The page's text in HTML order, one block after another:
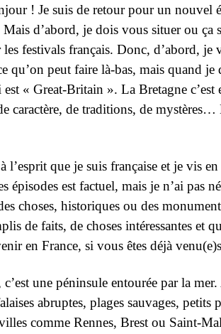
! Je suis de retour pour un nouvel
d’abord, je dois vous situer ou ça
les festivals français. Donc, d’abord,
qu’on peut faire là-bas, mais quand
« Great-Britain ». La Bretagne
caractère, de traditions, de
l’esprit que je suis française et je vis
épisodes est factuel, mais je n’ai pas
choses, historiques ou des
de faits, de choses intéressantes et
en France, si vous êtes déjà
une péninsule entourée par la
abruptes, plages sauvages,
comme Rennes, Brest ou Saint-